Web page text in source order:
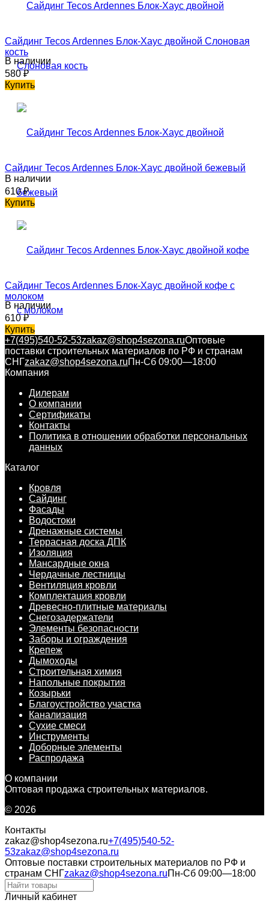
Сайдинг Tecos Ardennes Блок-Хаус двойной Слоновая
кость
В наличии
580₽
Купить
Сайдинг Tecos Ardennes Блок-Хаус двойной бежевый
В наличии
610₽
Купить
Сайдинг Tecos Ardennes Блок-Хаус двойной кофе с
молоком
В наличии
610₽
Купить
+7(495)540-52-53zakaz@shop4sezona.ruОптовые
поставки строительных материалов по РФ и странам
СНГzakaz@shop4sezona.ruПн-Сб 09:00—18:00
Компания
Дилерам
О компании
Сертификаты
Контакты
Политика в отношении обработки персональных
данных
Каталог
Кровля
Сайдинг
Фасады
Водостоки
Дренажные системы
Террасная доска ДПК
Изоляция
Мансардные окна
Чердачные лестницы
Вентиляция кровли
Комплектация кровли
Древесно-плитные материалы
Снегозадержатели
Элементы безопасности
Заборы и ограждения
Крепеж
Дымоходы
Строительная химия
Напольные покрытия
Козырьки
Благоустройство участка
Канализация
Сухие смеси
Инструменты
Доборные элементы
Распродажа
О компании
Оптовая продажа строительных материалов.
© 2026
Контакты
zakaz@shop4sezona.ru+7(495)540-52-
53zakaz@shop4sezona.ru
Оптовые поставки строительных материалов по РФ и
странам СНГzakaz@shop4sezona.ruПн-Сб 09:00—18:00
Личный кабинет